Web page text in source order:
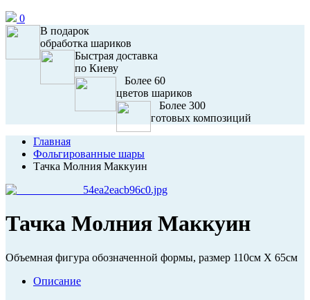
0
В подарок
обработка шариков
Быстрая доставка
по Киеву
Более 60
цветов шариков
Более 300
готовых композиций
Главная
Фольгированные шары
Тачка Молния Маккуин
Тачка Молния Маккуин
Объемная фигура обозначенной формы, размер 110см X 65см
Описание